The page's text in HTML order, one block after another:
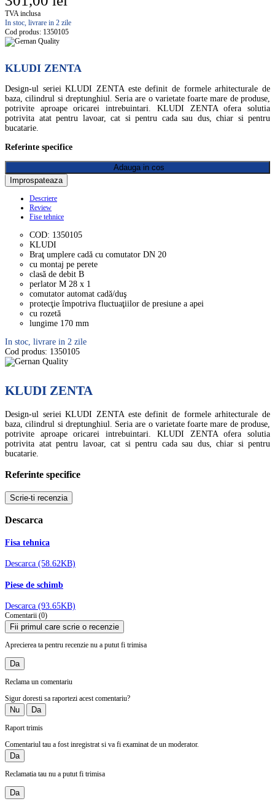
TVA inclusa
In stoc, livrare in 2 zile
Cod produs: 1350105
KLUDI ZENTA
Design-ul seriei KLUDI ZENTA este definit de formele arhitecturale de
baza, cilindrul si dreptunghiul. Seria are o varietate foarte mare de produse,
potrivite aproape oricarei intrebuintari. KLUDI ZENTA ofera solutia
potrivita atat pentru lavoar, cat si pentru cada sau dus, chiar si pentru
bucatarie.
Referinte specifice
Adauga in cos
Descriere
Review
Fise tehnice
COD: 1350105
KLUDI
Braţ umplere cadă cu comutator DN 20
cu montaj pe perete
clasă de debit B
perlator M 28 x 1
comutator automat cadă/duş
protecţie împotriva fluctuaţiilor de presiune a apei
cu rozetă
lungime 170 mm
In stoc, livrare in 2 zile
Cod produs: 1350105
KLUDI ZENTA
Design-ul seriei KLUDI ZENTA este definit de formele arhitecturale de
baza, cilindrul si dreptunghiul. Seria are o varietate foarte mare de produse,
potrivite aproape oricarei intrebuintari. KLUDI ZENTA ofera solutia
potrivita atat pentru lavoar, cat si pentru cada sau dus, chiar si pentru
bucatarie.
Referinte specifice
Scrie-ti recenzia
Descarca
Fisa tehnica
Descarca (58.62KB)
Piese de schimb
Descarca (93.65KB)
Comentarii (0)
Fii primul care scrie o recenzie
Aprecierea ta pentru recenzie nu a putut fi trimisa
Da
Reclama un comentariu
Sigur doresti sa raportezi acest comentariu?
Nu Da
Raport trimis
Comentariul tau a fost inregistrat si va fi examinat de un moderator.
Da
Reclamatia tau nu a putut fi trimisa
Da